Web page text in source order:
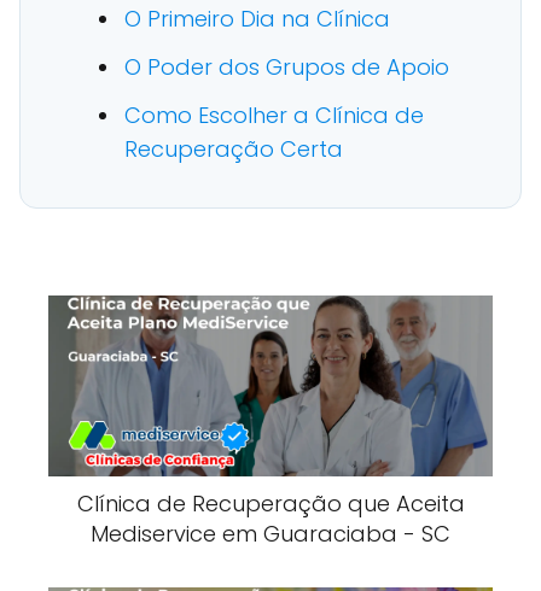
O Primeiro Dia na Clínica
O Poder dos Grupos de Apoio
Como Escolher a Clínica de
Recuperação Certa
Clínica de Recuperação que Aceita
Mediservice em Guaraciaba - SC